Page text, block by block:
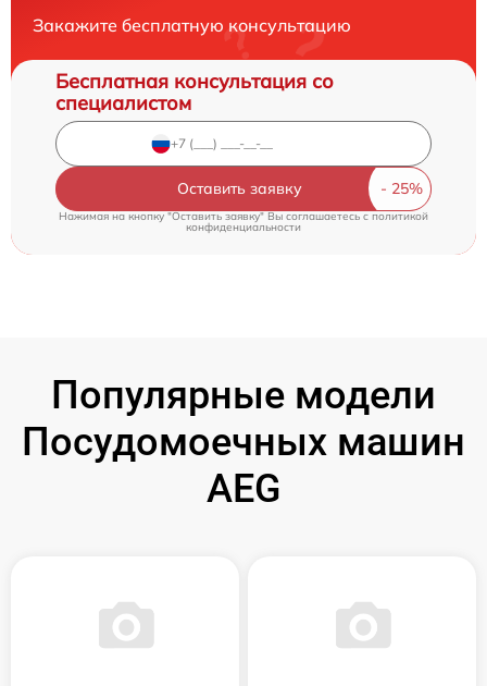
Закажите бесплатную консультацию
Бесплатная консультация со
специалистом
Оставить заявку
Нажимая на кнопку "Оставить заявку" Вы соглашаетесь cполитикой
конфиденциальности
Популярные модели
Посудомоечных машин
AEG